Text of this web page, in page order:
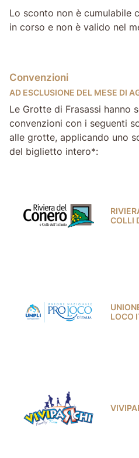
Lo sconto non è cumulabile
in corso e non è valido nel
Convenzioni
AD ESCLUSIONE DEL MESE DI
Le Grotte di Frasassi hanno
convenzioni con i seguenti
alle grotte, applicando uno
del biglietto intero*:
COLLI
LOCO